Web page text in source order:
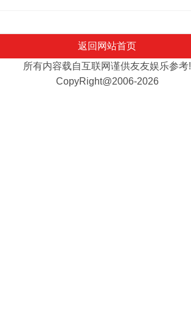
返回网站首页
所有内容载自互联网谨供友友娱乐参考!
CopyRight@2006-2026